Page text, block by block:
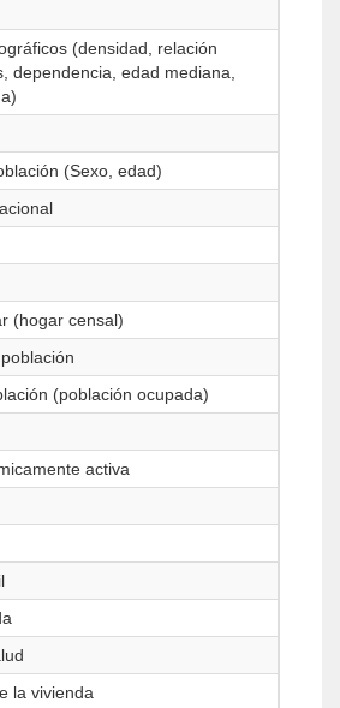
(densidad, relación
dependencia, edad mediana,
(Sexo, edad)
(hogar censal)
(población ocupada)
activa
la vivienda